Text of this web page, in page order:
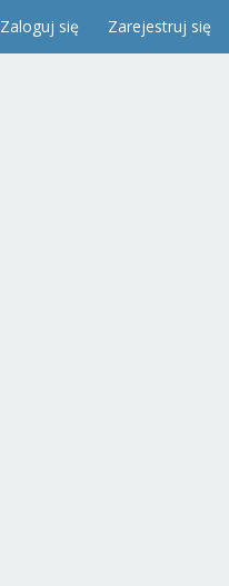
Zaloguj się Zarejestruj się